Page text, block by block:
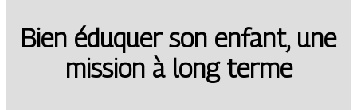
Bien éduquer son enfant, une
mission à long terme